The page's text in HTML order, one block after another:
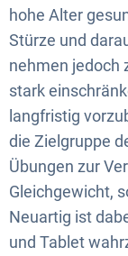
hohe Alter
Stürze und
nehmen jedoch
stark
langfristig
die Zielgruppe
Übungen zur
Gleichgewicht,
Neuartig ist
und Tablet